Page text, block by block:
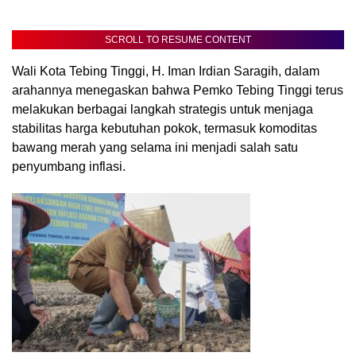
SCROLL TO RESUME CONTENT
Wali Kota Tebing Tinggi, H. Iman Irdian Saragih, dalam
arahannya menegaskan bahwa Pemko Tebing Tinggi terus
melakukan berbagai langkah strategis untuk menjaga
stabilitas harga kebutuhan pokok, termasuk komoditas
bawang merah yang selama ini menjadi salah satu
penyumbang inflasi.